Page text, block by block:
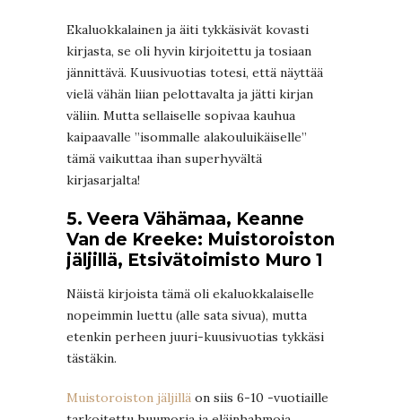
Ekaluokkalainen ja äiti tykkäsivät kovasti
kirjasta, se oli hyvin kirjoitettu ja tosiaan
jännittävä. Kuusivuotias totesi, että näyttää
vielä vähän liian pelottavalta ja jätti kirjan
väliin. Mutta sellaiselle sopivaa kauhua
kaipaavalle ”isommalle alakouluikäiselle”
tämä vaikuttaa ihan superhyvältä
kirjasarjalta!
5. Veera Vähämaa, Keanne
Van de Kreeke: Muistoroiston
jäljillä, Etsivätoimisto Muro 1
Näistä kirjoista tämä oli ekaluokkalaiselle
nopeimmin luettu (alle sata sivua), mutta
etenkin perheen juuri-kuusivuotias tykkäsi
tästäkin.
Muistoroiston jäljillä on siis 6-10 -vuotiaille